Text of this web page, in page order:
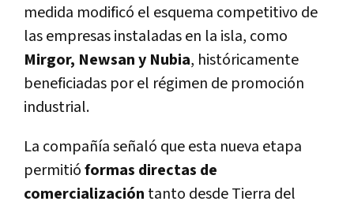
medida modificó el esquema competitivo de
las empresas instaladas en la isla, como
Mirgor, Newsan y Nubia, históricamente
beneficiadas por el régimen de promoción
industrial.
La compañía señaló que esta nueva etapa
permitióformas directas de
comercialización tanto desde Tierra del